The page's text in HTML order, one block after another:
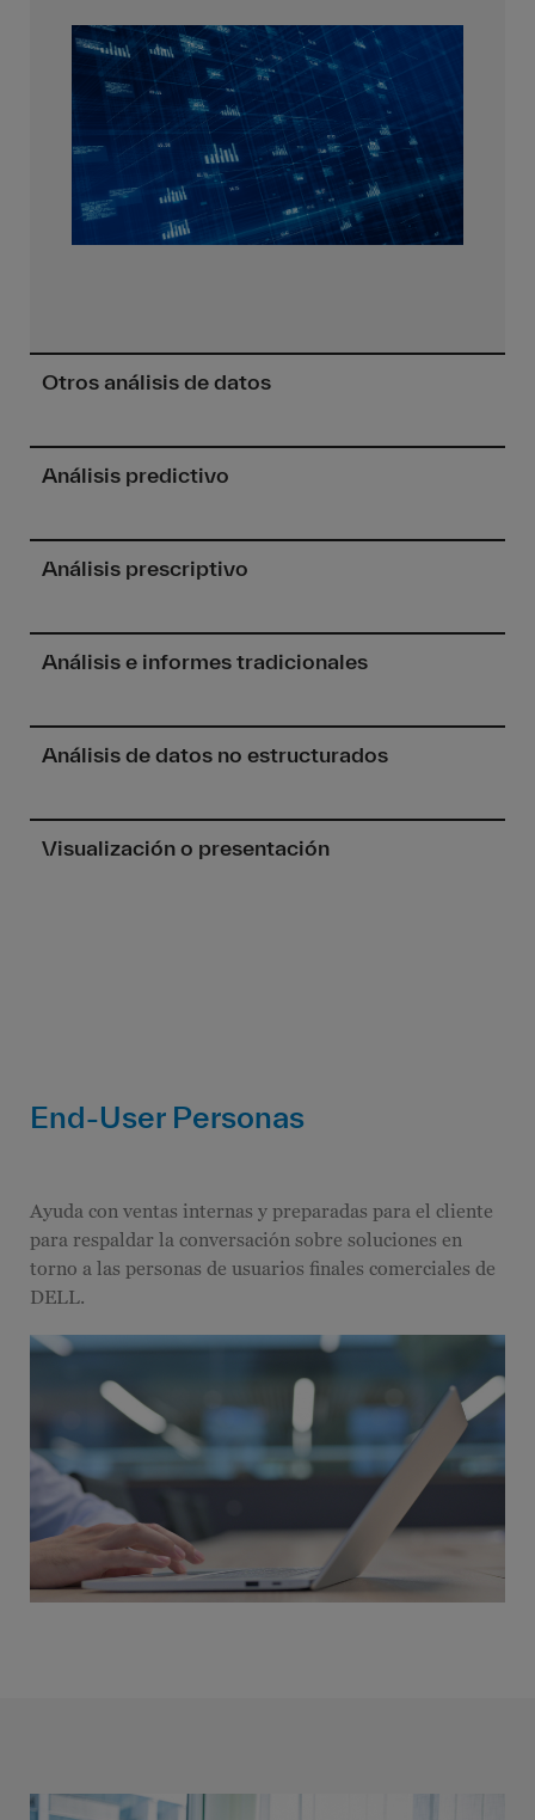
Otros análisis de datos
Análisis predictivo
Análisis prescriptivo
Análisis e informes tradicionales
Análisis de datos no estructurados
Visualización o presentación
End-User Personas
Ayuda con ventas internas y preparadas para el cliente
para respaldar la conversación sobre soluciones en
torno a las personas de usuarios finales comerciales de
DELL.